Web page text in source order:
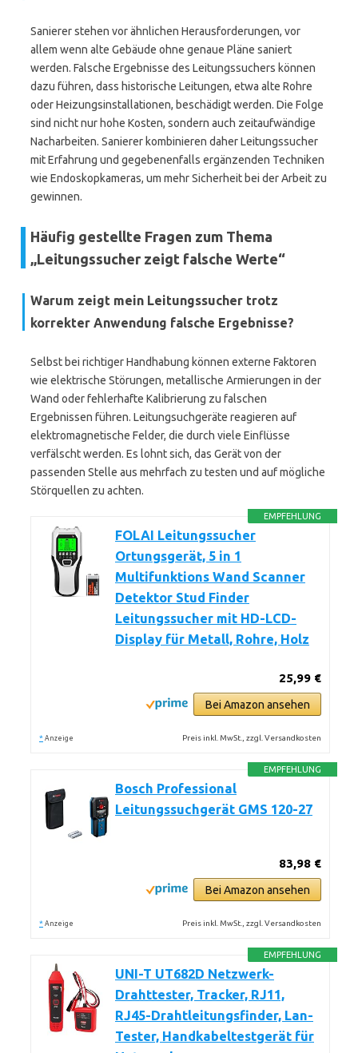
Sanierer stehen vor ähnlichen Herausforderungen, vor
allem wenn alte Gebäude ohne genaue Pläne saniert
werden. Falsche Ergebnisse des Leitungssuchers können
dazu führen, dass historische Leitungen, etwa alte Rohre
oder Heizungsinstallationen, beschädigt werden. Die Folge
sind nicht nur hohe Kosten, sondern auch zeitaufwändige
Nacharbeiten. Sanierer kombinieren daher Leitungssucher
mit Erfahrung und gegebenenfalls ergänzenden Techniken
wie Endoskopkameras, um mehr Sicherheit bei der Arbeit zu
gewinnen.
Häufig gestellte Fragen zum Thema
„Leitungssucher zeigt falsche Werte“
Warum zeigt mein Leitungssucher trotz
korrekter Anwendung falsche Ergebnisse?
Selbst bei richtiger Handhabung können externe Faktoren
wie elektrische Störungen, metallische Armierungen in der
Wand oder fehlerhafte Kalibrierung zu falschen
Ergebnissen führen. Leitungsuchgeräte reagieren auf
elektromagnetische Felder, die durch viele Einflüsse
verfälscht werden. Es lohnt sich, das Gerät von der
passenden Stelle aus mehrfach zu testen und auf mögliche
Störquellen zu achten.
EMPFEHLUNG
FOLAI Leitungssucher
Ortungsgerät, 5 in 1
Multifunktions Wand Scanner
Detektor Stud Finder
Leitungssucher mit HD-LCD-
Display für Metall, Rohre, Holz
25,99 €
Bei Amazon ansehen
* Anzeige Preis inkl. MwSt., zzgl. Versandkosten
EMPFEHLUNG
Bosch Professional
Leitungssuchgerät GMS 120-27
83,98 €
Bei Amazon ansehen
* Anzeige Preis inkl. MwSt., zzgl. Versandkosten
EMPFEHLUNG
UNI-T UT682D Netzwerk-
Drahttester, Tracker, RJ11,
RJ45-Drahtleitungsfinder, Lan-
Tester, Handkabeltestgerät für